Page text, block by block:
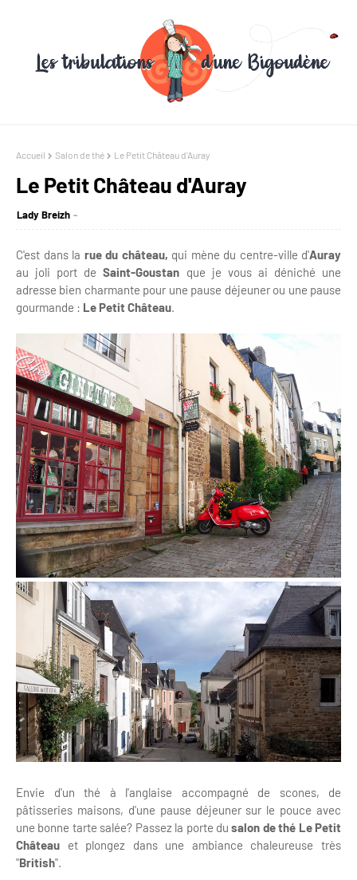
Accueil Salon de thé Le Petit Château d'Auray
Le Petit Château d'Auray
Lady Breizh
C'est dans la rue du château, qui mène du centre-ville d'Auray
au joli port deSaint-Goustan que je vous ai déniché une
adresse bien charmante pour une pause déjeuner ou une pause
gourmande : Le Petit Château.
Envie d'un thé à l'anglaise accompagné de scones, de
pâtisseries maisons, d'une pause déjeuner sur le pouce avec
une bonne tarte salée? Passez la porte dusalon de thé Le Petit
Château et plongez dans une ambiance chaleureuse très
"British".